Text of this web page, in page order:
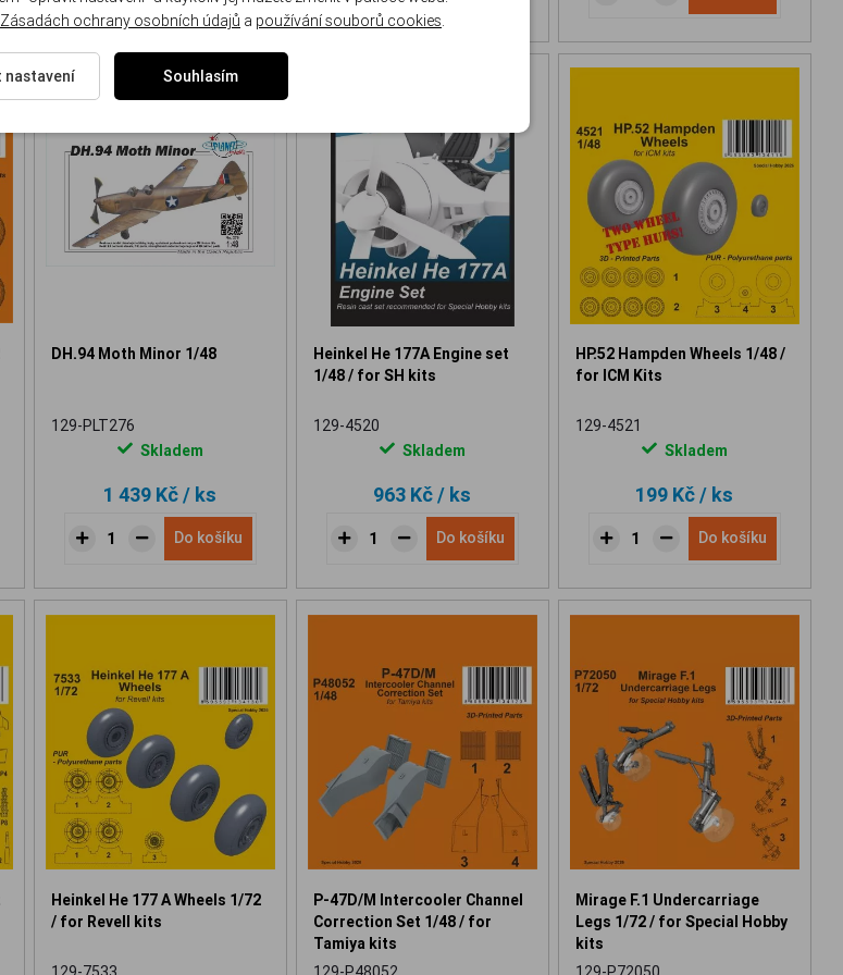
NOVINKA
DH.94 Moth Minor 1/48
129-PLT276
Skladem
1 439 Kč/ ks
Do košíku
Heinkel He 177A Engine set
1/48 / for SH kits
129-4520
Skladem
963 Kč/ ks
Do košíku
HP.52 Hampden Wheels 1/48 /
for ICM Kits
129-4521
Skladem
199 Kč/ ks
Do košíku
Heinkel He 177 A Wheels 1/72
/ for Revell kits
P-47D/M Intercooler Channel
Correction Set 1/48 / for
Tamiya kits
Mirage F.1 Undercarriage
Legs 1/72 / for Special Hobby
kits
Zásadách ochrany osobních údajů a používání souborů cookies.
nastavení Souhlasím